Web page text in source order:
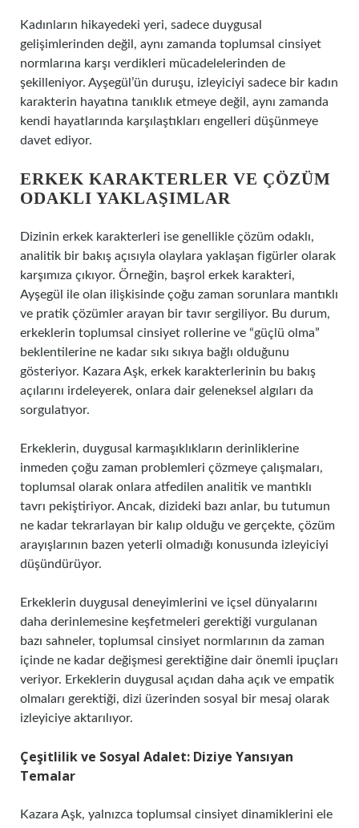
Kadınların hikayedeki yeri, sadece duygusal
gelişimlerinden değil, aynı zamanda toplumsal cinsiyet
normlarına karşı verdikleri mücadelelerinden de
şekilleniyor. Ayşegül’ün duruşu, izleyiciyi sadece bir kadın
karakterin hayatına tanıklık etmeye değil, aynı zamanda
kendi hayatlarında karşılaştıkları engelleri düşünmeye
davet ediyor.
ERKEK KARAKTERLER VE ÇÖZÜM
ODAKLI YAKLAŞIMLAR
Dizinin erkek karakterleri ise genellikle çözüm odaklı,
analitik bir bakış açısıyla olaylara yaklaşan figürler olarak
karşımıza çıkıyor. Örneğin, başrol erkek karakteri,
Ayşegül ile olan ilişkisinde çoğu zaman sorunlara mantıklı
ve pratik çözümler arayan bir tavır sergiliyor. Bu durum,
erkeklerin toplumsal cinsiyet rollerine ve “güçlü olma”
beklentilerine ne kadar sıkı sıkıya bağlı olduğunu
gösteriyor. Kazara Aşk, erkek karakterlerinin bu bakış
açılarını irdeleyerek, onlara dair geleneksel algıları da
sorgulatıyor.
Erkeklerin, duygusal karmaşıklıkların derinliklerine
inmeden çoğu zaman problemleri çözmeye çalışmaları,
toplumsal olarak onlara atfedilen analitik ve mantıklı
tavrı pekiştiriyor. Ancak, dizideki bazı anlar, bu tutumun
ne kadar tekrarlayan bir kalıp olduğu ve gerçekte, çözüm
arayışlarının bazen yeterli olmadığı konusunda izleyiciyi
düşündürüyor.
Erkeklerin duygusal deneyimlerini ve içsel dünyalarını
daha derinlemesine keşfetmeleri gerektiği vurgulanan
bazı sahneler, toplumsal cinsiyet normlarının da zaman
içinde ne kadar değişmesi gerektiğine dair önemli ipuçları
veriyor. Erkeklerin duygusal açıdan daha açık ve empatik
olmaları gerektiği, dizi üzerinden sosyal bir mesaj olarak
izleyiciye aktarılıyor.
Çeşitlilik ve Sosyal Adalet: Diziye Yansıyan
Temalar
Kazara Aşk, yalnızca toplumsal cinsiyet dinamiklerini ele